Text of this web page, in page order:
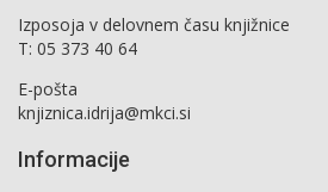
Izposoja v delovnem času knjižnice
T: 05 373 40 64
E-pošta
knjiznica.idrija@mkci.si
Informacije